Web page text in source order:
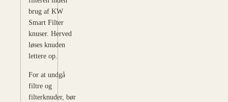
brug af KW
Smart Filter
knuser. Herved
løses knuden
lettere op.
For at undgå
filtre og
filterknuder, bør